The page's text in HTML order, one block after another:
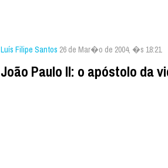
Luís Filipe Santos 26 de Mar�o de 2004, �s 18:21
João Paulo II: o apóstolo da